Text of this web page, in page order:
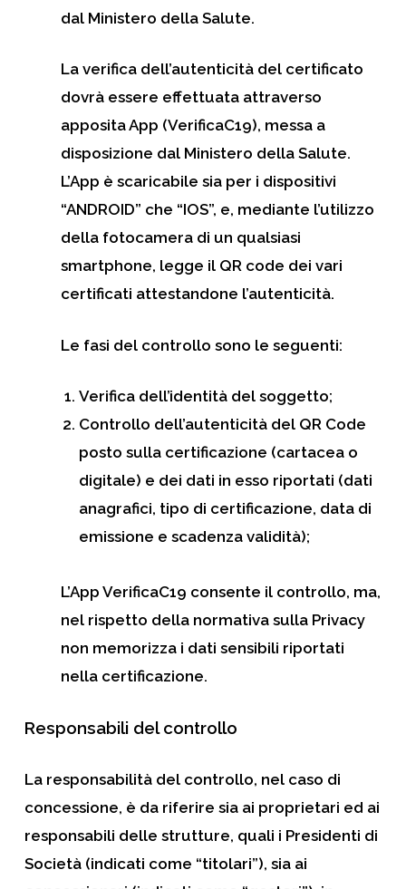
dal Ministero della Salute.
La verifica dell’autenticità del certificato
dovrà essere effettuata attraverso
apposita App (VerificaC19), messa a
disposizione dal Ministero della Salute.
L’App è scaricabile sia per i dispositivi
“ANDROID” che “IOS”, e, mediante l’utilizzo
della fotocamera di un qualsiasi
smartphone, legge il QR code dei vari
certificati attestandone l’autenticità.
Le fasi del controllo sono le seguenti:
Verifica dell’identità del soggetto;
Controllo dell’autenticità del QR Code
posto sulla certificazione (cartacea o
digitale) e dei dati in esso riportati (dati
anagrafici, tipo di certificazione, data di
emissione e scadenza validità);
L’App VerificaC19 consente il controllo, ma,
nel rispetto della normativa sulla Privacy
non memorizza i dati sensibili riportati
nella certificazione.
Responsabili del controllo
La responsabilità del controllo, nel caso di
concessione, è da riferire sia ai proprietari ed ai
responsabili delle strutture, quali i Presidenti di
Società (indicati come “titolari”), sia ai